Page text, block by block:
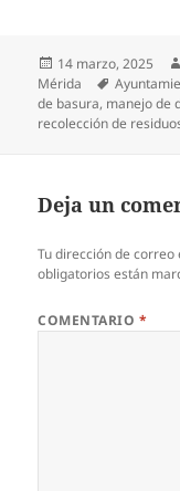
Publicado
el
14 marzo, 2025
Mérida
Etiquetas
de basura, manejo de
recolección de
Deja un
Tu dirección de
obligatorios están
COMENTARIO *